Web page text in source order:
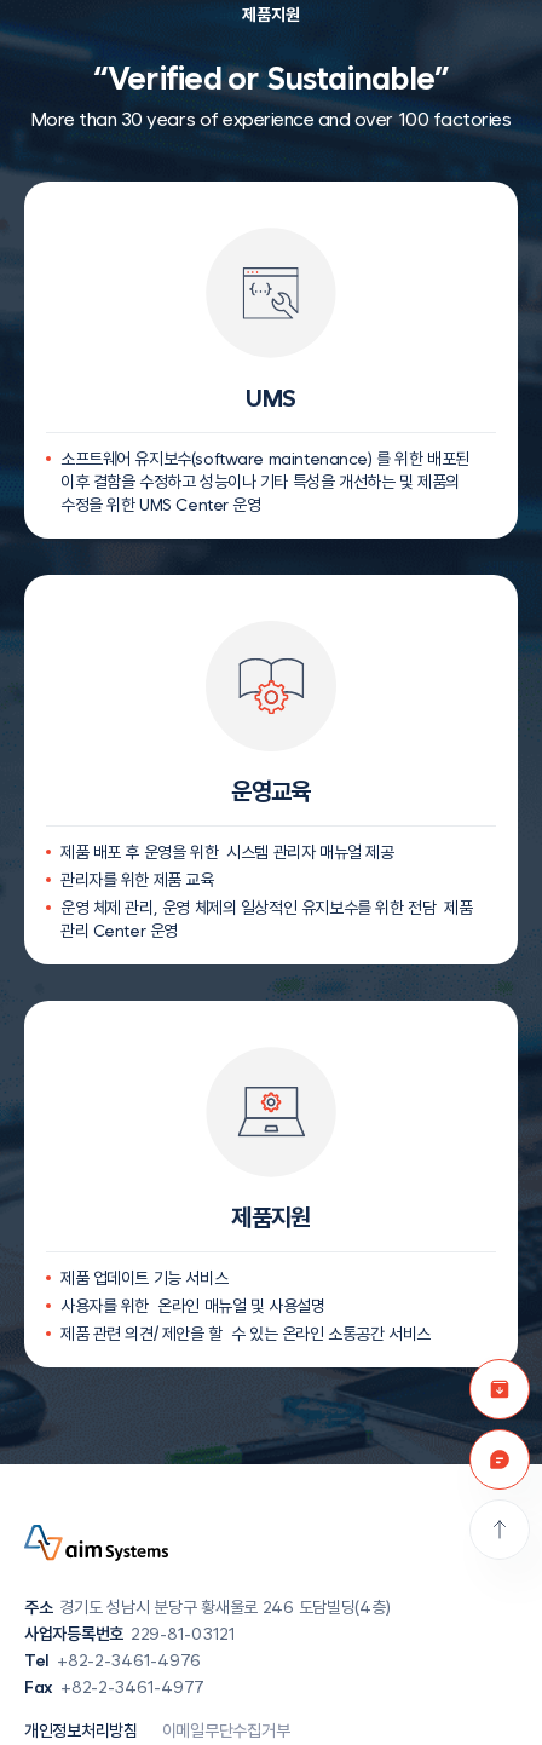
제품지원
“Verified or Sustainable”
More than 30 years of experience and over 100 factories
UMS
소프트웨어 유지보수(software maintenance) 를 위한 배포된
이후 결함을 수정하고 성능이나 기타 특성을 개선하는 및 제품의
수정을 위한 UMS Center 운영
운영교육
제품 배포 후 운영을 위한 시스템 관리자 매뉴얼 제공
관리자를 위한 제품 교육
운영 체제 관리, 운영 체제의 일상적인 유지보수를 위한 전담 제품
관리 Center 운영
제품지원
제품 업데이트 기능 서비스
사용자를 위한 온라인 매뉴얼 및 사용설명
제품 관련 의견/ 제안을 할 수 있는 온라인 소통공간 서비스
주소 경기도 성남시 분당구 황새울로 246 도담빌딩(4층)
사업자등록번호 229-81-03121
Tel +82-2-3461-4976
Fax +82-2-3461-4977
개인정보처리방침 이메일무단수집거부